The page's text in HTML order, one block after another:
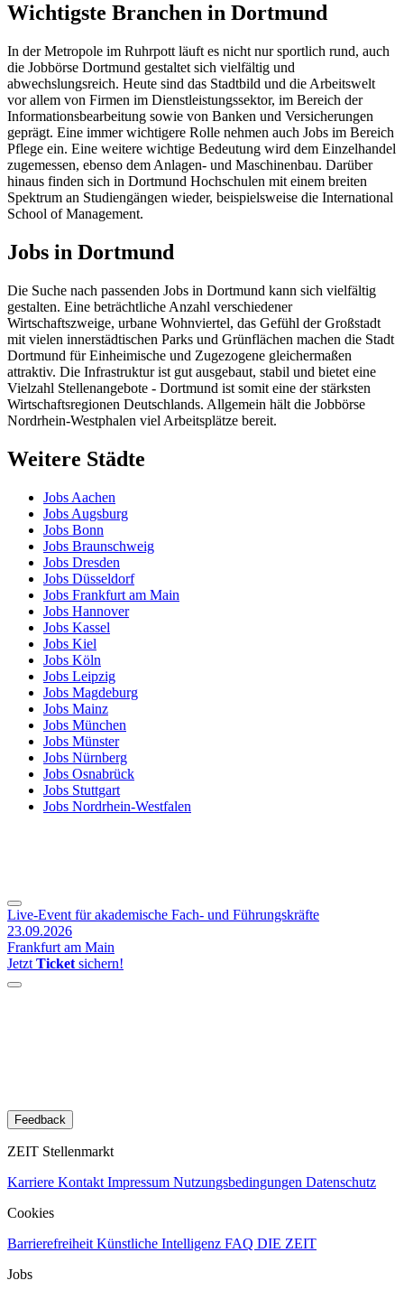
Wichtigste Branchen in Dortmund
In der Metropole im Ruhrpott läuft es nicht nur sportlich rund, auch
die Jobbörse Dortmund gestaltet sich vielfältig und
abwechslungsreich. Heute sind das Stadtbild und die Arbeitswelt
vor allem von Firmen im Dienstleistungssektor, im Bereich der
Informationsbearbeitung sowie von Banken und Versicherungen
geprägt. Eine immer wichtigere Rolle nehmen auch Jobs im Bereich
Pflege ein. Eine weitere wichtige Bedeutung wird dem Einzelhandel
zugemessen, ebenso dem Anlagen- und Maschinenbau. Darüber
hinaus finden sich in Dortmund Hochschulen mit einem breiten
Spektrum an Studiengängen wieder, beispielsweise die International
School of Management.
Jobs in Dortmund
Die Suche nach passenden Jobs in Dortmund kann sich vielfältig
gestalten. Eine beträchtliche Anzahl verschiedener
Wirtschaftszweige, urbane Wohnviertel, das Gefühl der Großstadt
mit vielen innerstädtischen Parks und Grünflächen machen die Stadt
Dortmund für Einheimische und Zugezogene gleichermaßen
attraktiv. Die Infrastruktur ist gut ausgebaut, stabil und bietet eine
Vielzahl Stellenangebote - Dortmund ist somit eine der stärksten
Wirtschaftsregionen Deutschlands. Allgemein hält die Jobbörse
Nordrhein-Westphalen viel Arbeitsplätze bereit.
Weitere Städte
Jobs Aachen
Jobs Augsburg
Jobs Bonn
Jobs Braunschweig
Jobs Dresden
Jobs Düsseldorf
Jobs Frankfurt am Main
Jobs Hannover
Jobs Kassel
Jobs Kiel
Jobs Köln
Jobs Leipzig
Jobs Magdeburg
Jobs Mainz
Jobs München
Jobs Münster
Jobs Nürnberg
Jobs Osnabrück
Jobs Stuttgart
Jobs Nordrhein-Westfalen
Live-Event für akademische Fach- und Führungskräfte
23.09.2026
Frankfurt am Main
Jetzt Ticket sichern!
Feedback
ZEIT Stellenmarkt
Karriere Kontakt Impressum Nutzungsbedingungen Datenschutz
Cookies
Barrierefreiheit Künstliche Intelligenz FAQ DIE ZEIT
Jobs